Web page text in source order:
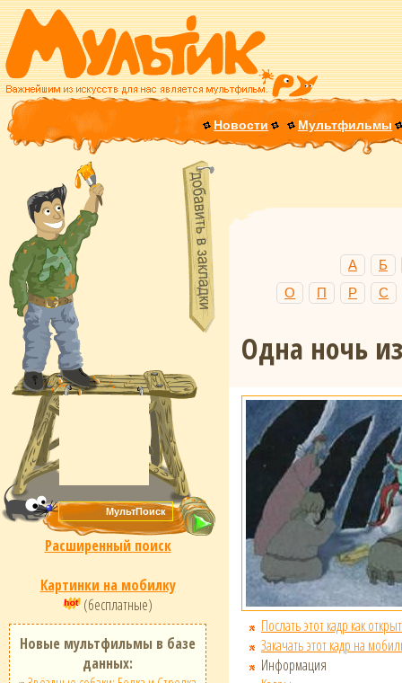
Новости Мультфильмы
Расширенный поиск
Картинки на мобилку
(бесплатные)
Новые мультфильмы в базе
данных:
А
Б
О
П Р С
Одна ночь
Послать этот кадр как
Закачать этот кадр на
Информация